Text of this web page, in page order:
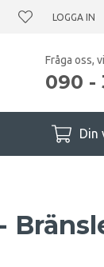
LOGGA IN
Fråga oss,
090 -
Din